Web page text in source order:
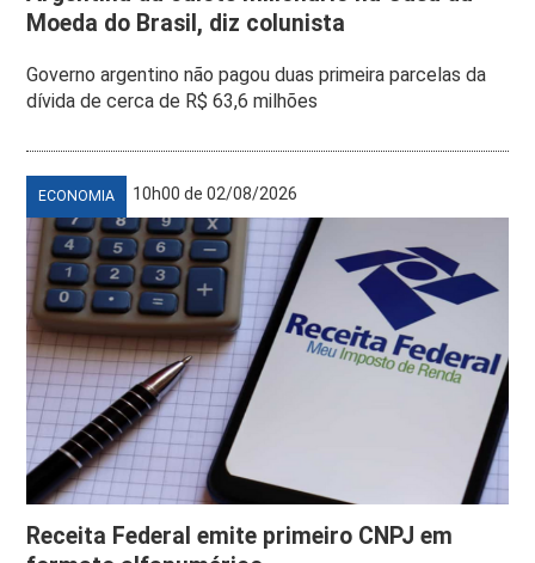
Moeda do Brasil, diz colunista
Governo argentino não pagou duas primeira parcelas da
dívida de cerca de R$ 63,6 milhões
ECONOMIA 10h00 de 02/08/2026
Receita Federal emite primeiro CNPJ em